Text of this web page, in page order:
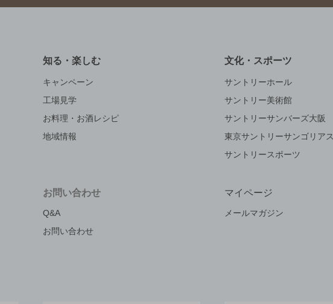
知る・楽しむ
キャンペーン
工場見学
お料理・お酒レシピ
地域情報
文化・スポーツ
サントリーホール
サントリー美術館
サントリーサンバーズ大阪
東京サントリーサンゴリアス
サントリースポーツ
お問い合わせ
Q&A
お問い合わせ
マイページ
メールマガジン